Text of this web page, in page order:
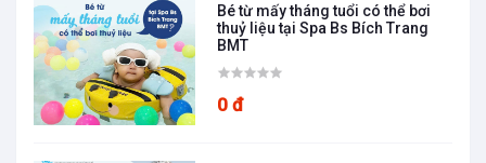
Bé từ mấy tháng tuổi có thể bơi
thuỷ liệu tại Spa Bs Bích Trang
BMT
0 đ